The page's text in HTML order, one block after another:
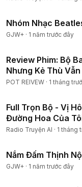
GJW+ · 1 năm trước đây
Review Phim: Bộ
Nhưng Kẻ Thù
Tập 1-10
POT REIVEW · 1 tháng
Full Trọn Bộ - Vị
Đường Hoa Của
Radio Truyện AI · 1 tháng
Nắm Đấm Thịnh Nộ
GJW+ · 1 năm trước đây